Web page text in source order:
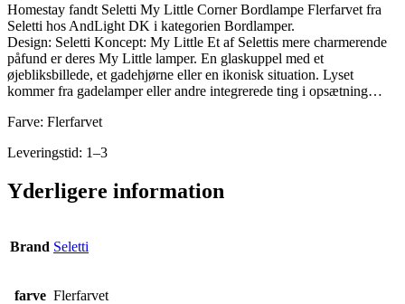
Homestay fandt Seletti My Little Corner Bordlampe Flerfarvet fra
Seletti hos AndLight DK i kategorien Bordlamper.
Design: Seletti Koncept: My Little Et af Selettis mere charmerende
påfund er deres My Little lamper. En glaskuppel med et
øjebliksbillede, et gadehjørne eller en ikonisk situation. Lyset
kommer fra gadelamper eller andre integrerede ting i opsætning…
Farve: Flerfarvet
Leveringstid: 1–3
Yderligere information
Brand Seletti
farve Flerfarvet